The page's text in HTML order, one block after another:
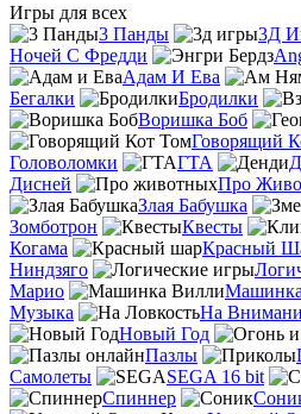
Игры для всех
3 Панды
3Д
Ночей С Фредди
Адам И Ева
Бегалки
Бродилки
Воришка Боб
Говорящий
Головоломки
ГТА
Дисней
Про
Злая Бабушка
Зомботрон
Квесты
Когама
Красный
Ниндзяго
Марио
Музыка
На
Новый Год
Пазлы
Самолеты
SEGA 16 bit
Спиннер